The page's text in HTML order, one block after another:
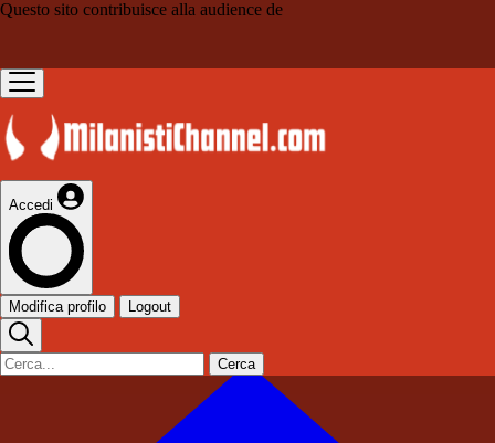
Questo sito contribuisce alla audience de
Accedi
Modifica profilo Logout
Cerca